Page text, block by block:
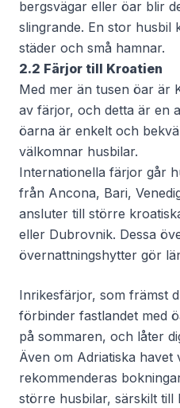
bergsvägar eller öar blir
slingrande. En stor husbil
städer och små hamnar.
2.2 Färjor till Kroatien
Med mer än tusen öar är
av färjor, och detta är en
öarna är enkelt och
välkomnar husbilar.
Internationella färjor går
från Ancona, Bari,
ansluter till större
eller Dubrovnik. Dessa
övernattningshytter gör
Inrikesfärjor, som främst
förbinder fastlandet med
på sommaren, och låter
Även om Adriatiska havet
rekommenderas
större husbilar, särskilt till